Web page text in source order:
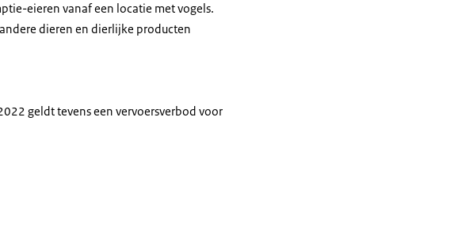
eieren vanaf een locatie met vogels.
dieren en dierlijke producten
geldt tevens een vervoersverbod voor